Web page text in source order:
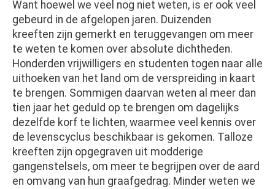
Want hoewel we veel nog niet weten, is er ook veel
gebeurd in de afgelopen jaren. Duizenden
kreeften zijn gemerkt en teruggevangen om meer
te weten te komen over absolute dichtheden.
Honderden vrijwilligers en studenten togen naar alle
uithoeken van het land om de verspreiding in kaart
te brengen. Sommigen daarvan weten al meer dan
tien jaar het geduld op te brengen om dagelijks
dezelfde korf te lichten, waarmee veel kennis over
de levenscyclus beschikbaar is gekomen. Talloze
kreeften zijn opgegraven uit modderige
gangenstelsels, om meer te begrijpen over de aard
en omvang van hun graafgedrag. Minder weten we